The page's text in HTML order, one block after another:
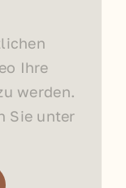
Ihre
werden.
Sie unter